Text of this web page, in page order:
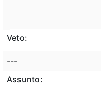
Veto:
---
Assunto: